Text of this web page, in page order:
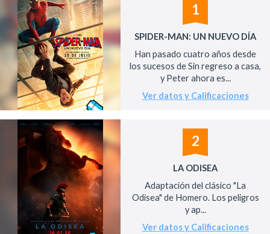
1
SPIDER-MAN: UN NUEVO DÍA
Han pasado cuatro años desde
los sucesos de Sin regreso a casa,
y Peter ahora es...
Ver datos y Calificaciones
2
LA ODISEA
Adaptación del clásico "La
Odisea" de Homero. Los peligros
y ap...
Ver datos y Calificaciones